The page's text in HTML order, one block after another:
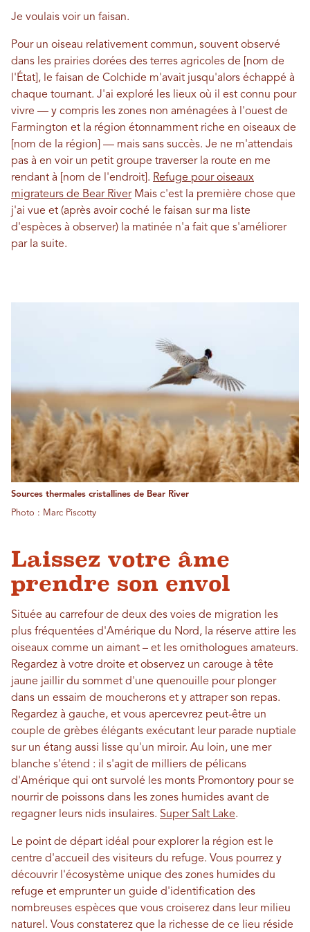
Je voulais voir un faisan.
Pour un oiseau relativement commun, souvent observé
dans les prairies dorées des terres agricoles de [nom de
l'État], le faisan de Colchide m'avait jusqu'alors échappé à
chaque tournant. J'ai exploré les lieux où il est connu pour
vivre — y compris les zones non aménagées à l'ouest de
Farmington et la région étonnamment riche en oiseaux de
[nom de la région] — mais sans succès. Je ne m'attendais
pas à en voir un petit groupe traverser la route en me
rendant à [nom de l'endroit]. Refuge pour oiseaux
migrateurs de Bear RiverMais c'est la première chose que
j'ai vue et (après avoir coché le faisan sur ma liste
d'espèces à observer) la matinée n'a fait que s'améliorer
par la suite.
Sources thermales cristallines de Bear River
Photo : Marc Piscotty
Laissez votre âme
prendre son envol
Située au carrefour de deux des voies de migration les
plus fréquentées d'Amérique du Nord, la réserve attire les
oiseaux comme un aimant – et les ornithologues amateurs.
Regardez à votre droite et observez un carouge à tête
jaune jaillir du sommet d'une quenouille pour plonger
dans un essaim de moucherons et y attraper son repas.
Regardez à gauche, et vous apercevrez peut-être un
couple de grèbes élégants exécutant leur parade nuptiale
sur un étang aussi lisse qu'un miroir. Au loin, une mer
blanche s'étend : il s'agit de milliers de pélicans
d'Amérique qui ont survolé les monts Promontory pour se
nourrir de poissons dans les zones humides avant de
regagner leurs nids insulaires. Super Salt Lake.
Le point de départ idéal pour explorer la région est le
centre d'accueil des visiteurs du refuge. Vous pourrez y
découvrir l'écosystème unique des zones humides du
refuge et emprunter un guide d'identification des
nombreuses espèces que vous croiserez dans leur milieu
naturel. Vous constaterez que la richesse de ce lieu réside